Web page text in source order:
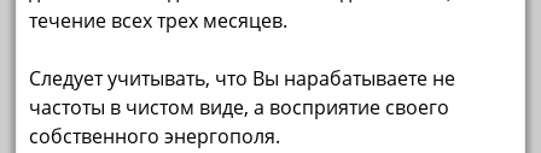
течение всех трех месяцев.
Следует учитывать, что Вы нарабатываете не
частоты в чистом виде, а восприятие своего
собственного энергополя.